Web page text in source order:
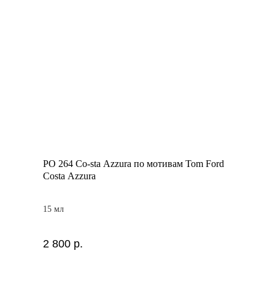
PO 264 Co-sta Azzura по мотивам Tom Ford
Costa Azzura
15 мл
2 800 р.